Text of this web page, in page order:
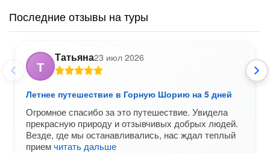
Последние отзывы на туры
Т
Татьяна23 июл 2026
Летнее путешествие в Горную Шорию на 5 дней
Огромное спасибо за это путешествие. Увидела
прекрасную природу и отзывчивых добрых людей.
Везде, где мы останавливались, нас ждал теплый
приемчитать дальше